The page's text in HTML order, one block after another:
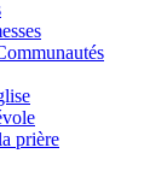
prière